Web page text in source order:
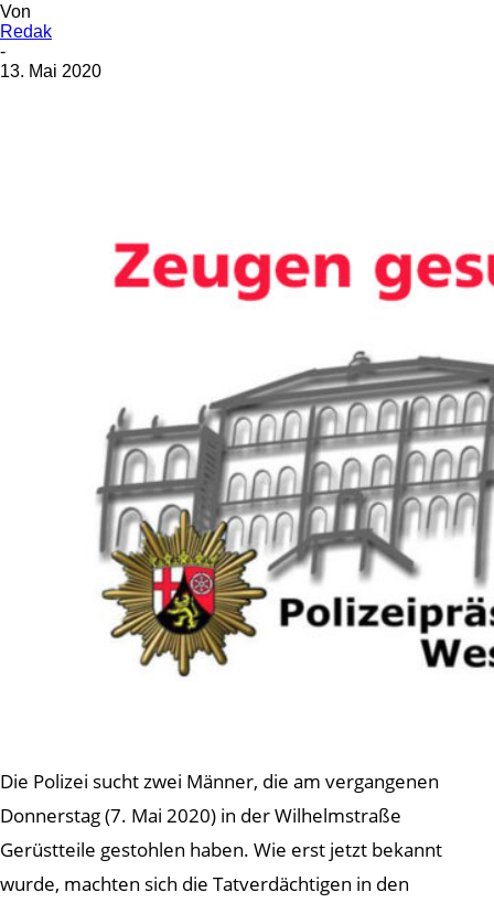
Von
Redak
-
13. Mai 2020
Die Polizei sucht zwei Männer, die am vergangenen
Donnerstag (7. Mai 2020) in der Wilhelmstraße
Gerüstteile gestohlen haben. Wie erst jetzt bekannt
wurde, machten sich die Tatverdächtigen in den